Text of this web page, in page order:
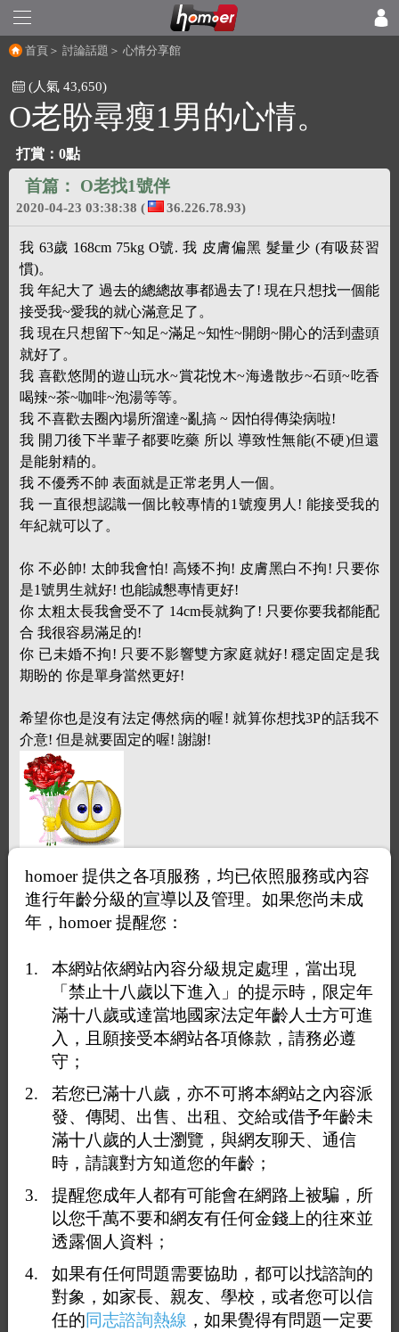
首頁 ＞ 討論話題 ＞ 心情分享館
(人氣 43,650)
O老盼尋瘦1男的心情。
打賞： 0點
首篇： O老找1號伴
2020-04-23 03:38:38 ( 36.226.78.93)
我 63歲 168cm 75kg O號. 我 皮膚偏黑 髮量少 (有吸菸習
慣)。
我 年紀大了 過去的總總故事都過去了! 現在只想找一個能
接受我~愛我的就心滿意足了。
我 現在只想留下~知足~滿足~知性~開朗~開心的活到盡頭
就好了。
我 喜歡悠閒的遊山玩水~賞花悅木~海邊散步~石頭~吃香
喝辣~茶~咖啡~泡湯等等。
我 不喜歡去圈內場所溜達~亂搞 ~ 因怕得傳染病啦!
我 開刀後下半輩子都要吃藥 所以 導致性無能(不硬)但還
是能射精的。
我 不優秀不帥 表面就是正常老男人一個。
我 一直很想認識一個比較專情的1號瘦男人! 能接受我的
年紀就可以了。
你 不必帥! 太帥我會怕! 高矮不拘! 皮膚黑白不拘! 只要你
是1號男生就好! 也能誠懇專情更好!
你 太粗太長我會受不了 14cm長就夠了! 只要你要我都能配
合 我很容易滿足的!
你 已未婚不拘! 只要不影響雙方家庭就好! 穩定固定是我
期盼的 你是單身當然更好!
希望你也是沒有法定傳然病的喔! 就算你想找3P的話我不
介意! 但是就要固定的喔! 謝謝!
homoer 提供之各項服務，均已依照服務或內容
進行年齡分級的宣導以及管理。如果您尚未成
年，homoer 提醒您：
本網站依網站內容分級規定處理，當出現
「禁止十八歲以下進入」的提示時，限定年
滿十八歲或達當地國家法定年齡人士方可進
入，且願接受本網站各項條款，請務必遵
守；
若您已滿十八歲，亦不可將本網站之內容派
發、傳閱、出售、出租、交給或借予年齡未
滿十八歲的人士瀏覽，與網友聊天、通信
時，請讓對方知道您的年齡；
提醒您成年人都有可能會在網路上被騙，所
以您千萬不要和網友有任何金錢上的往來並
透露個人資料；
如果有任何問題需要協助，都可以找諮詢的
對象，如家長、親友、學校，或者您可以信
任的同志諮詢熱線 ，如果覺得有問題一定要